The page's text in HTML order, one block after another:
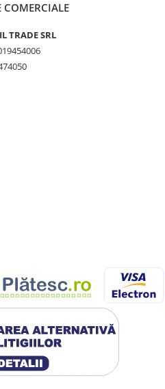
COMERCIALE
TRADE SRL